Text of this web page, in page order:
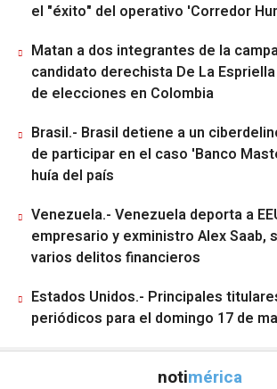
el "éxito" del operativo 'Corredor
Matan a dos integrantes de la
candidato derechista De La
de elecciones en Colombia
Brasil.- Brasil detiene a un
de participar en el caso 'Banco
huía del país
Venezuela.- Venezuela deporta a
empresario y exministro Alex Saab,
varios delitos financieros
Estados Unidos.- Principales
periódicos para el domingo 17 de
notimérica